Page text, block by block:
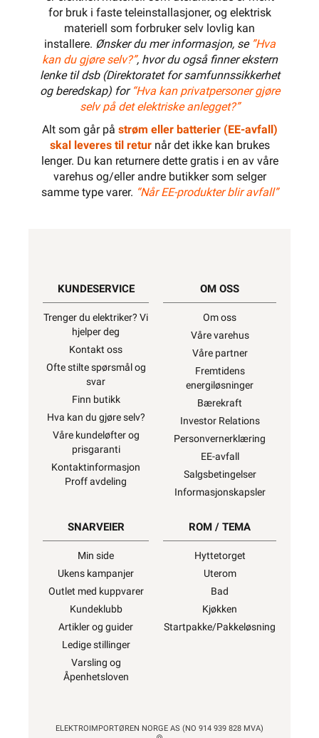
for bruk i faste teleinstallasjoner, og elektrisk
materiell som forbruker selv lovlig kan
installere. Ønsker du mer informasjon, se ”Hva
kan du gjøre selv?”, hvor du også finner ekstern
lenke til dsb (Direktoratet for samfunnssikkerhet
og beredskap) for “Hva kan privatpersoner gjøre
selv på det elektriske anlegget?”
Alt som går på strøm eller batterier (EE-avfall)
skal leveres til returnår det ikke kan brukes
lenger. Du kan returnere dette gratis i en av våre
varehus og/eller andre butikker som selger
samme type varer. “Når EE-produkter blir avfall”
KUNDESERVICE
Trenger du elektriker? Vi
hjelper deg
Kontakt oss
Ofte stilte spørsmål og
svar
Finn butikk
Hva kan du gjøre selv?
Våre kundeløfter og
prisgaranti
Kontaktinformasjon
Proff avdeling
OM OSS
Om oss
Våre varehus
Våre partner
Fremtidens
energiløsninger
Bærekraft
Investor Relations
Personvernerklæring
EE-avfall
Salgsbetingelser
Informasjonskapsler
SNARVEIER
Min side
Ukens kampanjer
Outlet med kuppvarer
Kundeklubb
Artikler og guider
Ledige stillinger
Varsling og
Åpenhetsloven
ROM / TEMA
Hyttetorget
Uterom
Bad
Kjøkken
Startpakke/Pakkeløsning
ELEKTROIMPORTØREN NORGE AS (NO 914 939 828 MVA)